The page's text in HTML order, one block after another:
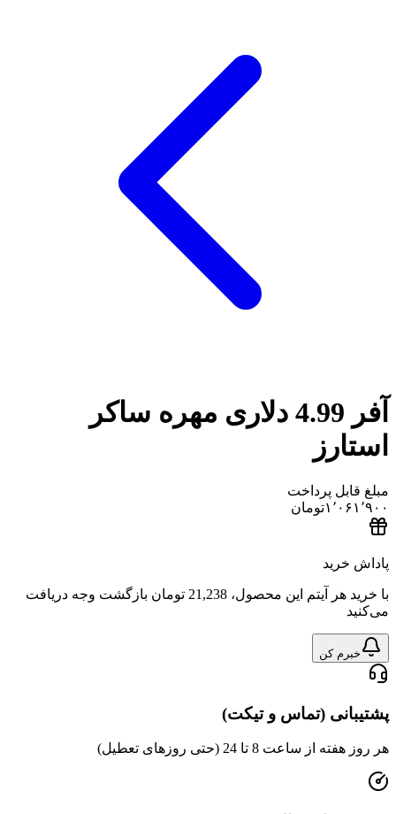
آفر 4.99 دلاری مهره ساکر
پرداخت
تومان
آیتم این محصول، 21,238 تومان بازگشت وجه دریافت
کن
(تماس و تیکت)
8 تا 24 (حتی روزهای تعطیل)